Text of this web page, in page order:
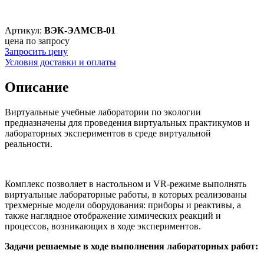
Артикул: ВЭК-ЭАМСВ-01
цена по запросу
Запросить цену
Условия доставки и оплаты
Описание
Виртуальные учебные лаборатории по экологии
предназначены для проведения виртуальных практикумов и
лабораторных экспериментов в среде виртуальной
реальности.
Комплекс позволяет в настольном и VR-режиме выполнять
виртуальные лабораторные работы, в которых реализованы
трехмерные модели оборудования: приборы и реактивы, а
также наглядное отображение химических реакций и
процессов, возникающих в ходе экспериментов.
Задачи решаемые в ходе выполнения лабораторных работ: